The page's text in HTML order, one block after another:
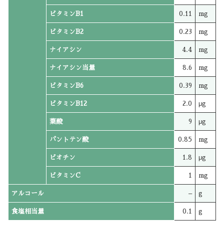
ビタミンB1 0.11 mg
ビタミンB2 0.23 mg
ナイアシン 4.4 mg
ナイアシン当量 8.6 mg
ビタミンB6 0.39 mg
ビタミンB12 2.0 μg
葉酸 9 μg
パントテン酸 0.85 mg
ビオチン 1.8 μg
ビタミンC 1 mg
アルコール – g
食塩相当量 0.1 g